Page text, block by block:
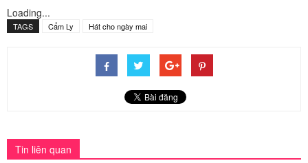
Loading...
TAGS Cẩm Ly Hát cho ngày mai
Tin liên quan